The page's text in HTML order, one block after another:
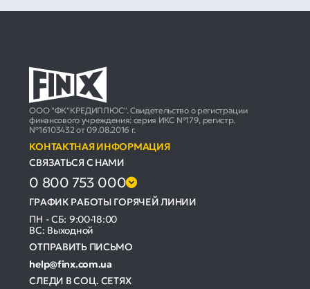
ООО "ФК"КРЕДИПЛЮС". Свидетельство о регистрации
финансового учреждения: серия ИКС №179, регистр.
№16103432 от 09.08.2016 г.
КОНТАКТНАЯ ИНФОРМАЦИЯ
СВЯЗАТЬСЯ С НАМИ
0 800 753 000
ГРАФИК РАБОТЫ ГОРЯЧЕЙ ЛИНИИ
ПН - СБ: 9:00-18:00
ВС: Выходной
ОТПРАВИТЬ ПИСЬМО
help@finx.com.ua
СЛЕДИ В СОЦ. СЕТЯХ